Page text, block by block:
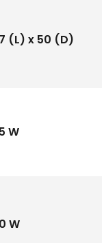
(L) x 50 (D)
W
W